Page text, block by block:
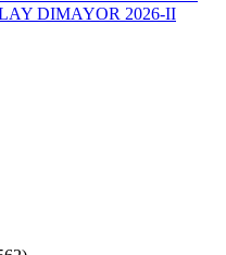
DIMAYOR 2026-II